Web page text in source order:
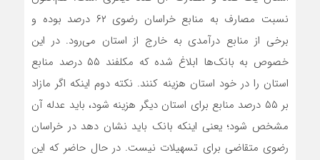
نسبت مصارف به منابع خراسان رضوی ۶۲ درصد بوده و
برخی از منابع درآمدی به خارج از استان می‌رود. در این
خصوص به بانک‌ها ابلاغ شده که مکلفند ۵۵ درصد منابع
استان را در خود استان هزینه کنند. نکته دوم اینکه اگر مازاد
بر ۵۵ درصد منابع برای استان دیگر هزینه شود، باید عدله آن
مشخص شود؛ یعنی اینکه بانک باید نشان دهد در خراسان
رضوی متقاضی برای تسهیلات نیست. در حال حاضر که این